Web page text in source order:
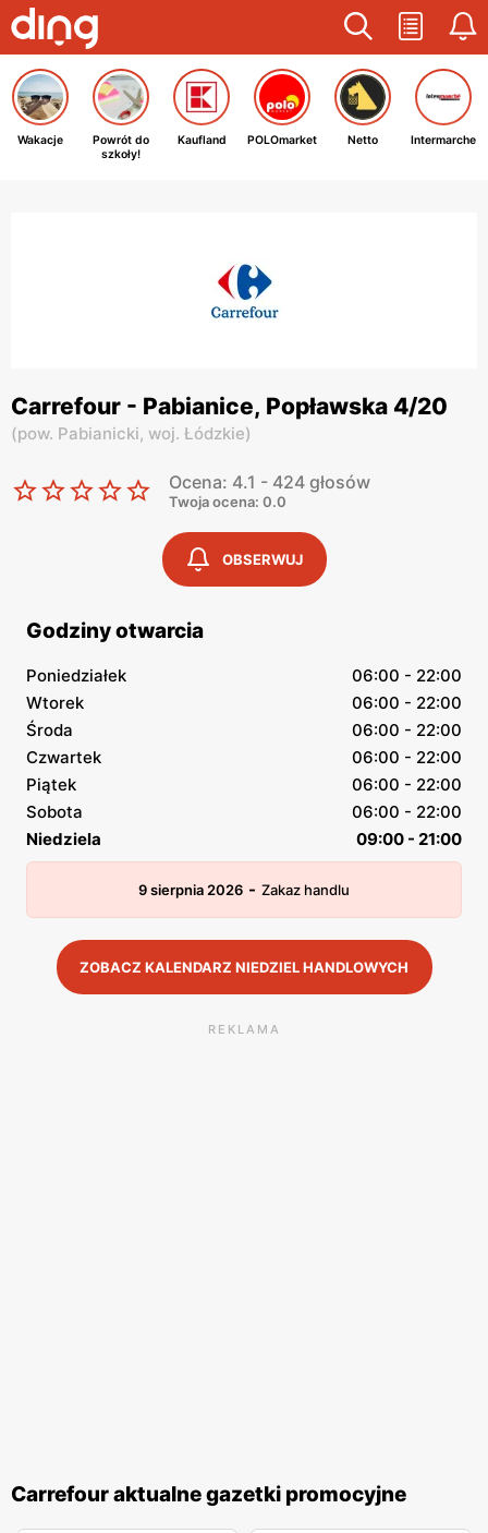
Wakacje
Powrót do
szkoły!
Kaufland POLOmarket Netto Intermarche
Carrefour - Pabianice, Popławska 4/20
(pow. Pabianicki, woj. Łódzkie)
Ocena: 4.1 - 424 głosów
Twoja ocena: 0.0
OBSERWUJ
Godziny otwarcia
Poniedziałek
06:00 - 22:00
Wtorek
06:00 - 22:00
Środa
06:00 - 22:00
Czwartek
06:00 - 22:00
Piątek
06:00 - 22:00
Sobota
06:00 - 22:00
Niedziela
09:00 - 21:00
9 sierpnia 2026 - Zakaz handlu
ZOBACZ KALENDARZ NIEDZIEL HANDLOWYCH
REKLAMA
Carrefour aktualne gazetki promocyjne